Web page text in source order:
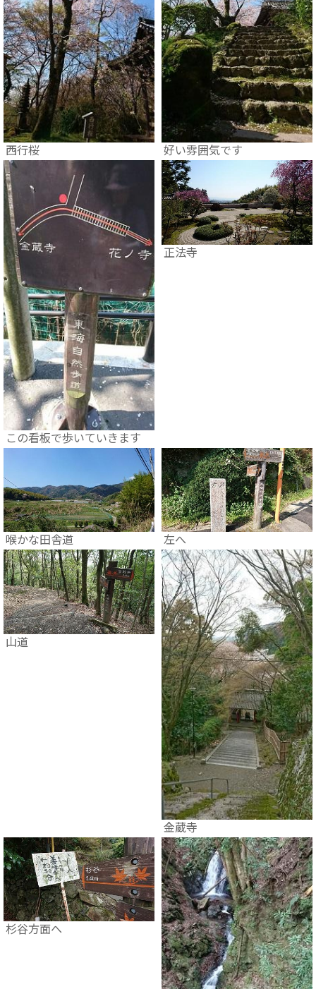
西行桜 好い雰囲気です
この看板で歩いていきます
正法寺
喉かな田舎道 左へ
山道
金蔵寺
杉谷方面へ